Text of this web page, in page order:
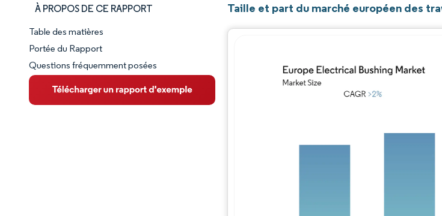
À PROPOS DE CE RAPPORT
Aperçu du marché
VUE D’ENSEMBLE DU MARCHÉ
Principales tendances du marché
Table des matières
Portée du Rapport
Questions fréquemment posées
Taille et part du marché européen des